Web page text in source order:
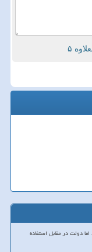
دولت در مقابل استفاده